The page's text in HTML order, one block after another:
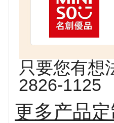
只要您有想
2826-1125
更多